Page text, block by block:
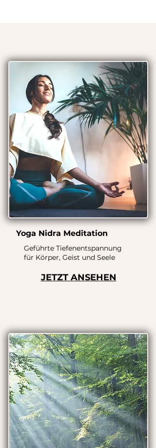
Yoga Nidra Meditation
Geführte Tiefenentspannung
für Körper, Geist und Seele
JETZT ANSEHEN